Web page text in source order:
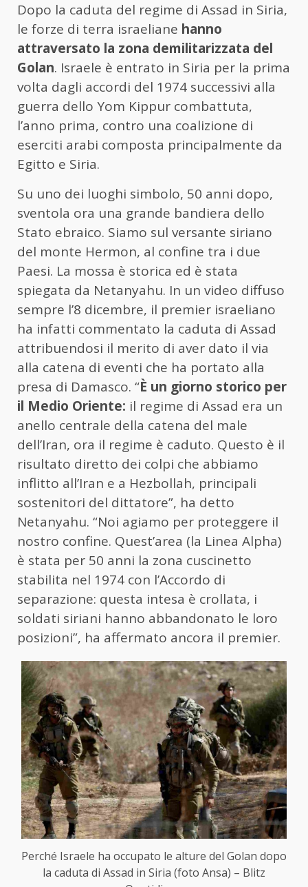
Dopo la caduta del regime di Assad in Siria,
le forze di terra israeliane hanno
attraversato la zona demilitarizzata del
Golan. Israele è entrato in Siria per la prima
volta dagli accordi del 1974 successivi alla
guerra dello Yom Kippur combattuta,
l’anno prima, contro una coalizione di
eserciti arabi composta principalmente da
Egitto e Siria.
Su uno dei luoghi simbolo, 50 anni dopo,
sventola ora una grande bandiera dello
Stato ebraico. Siamo sul versante siriano
del monte Hermon, al confine tra i due
Paesi. La mossa è storica ed è stata
spiegata da Netanyahu. In un video diffuso
sempre l’8 dicembre, il premier israeliano
ha infatti commentato la caduta di Assad
attribuendosi il merito di aver dato il via
alla catena di eventi che ha portato alla
presa di Damasco. “È un giorno storico per
il Medio Oriente: il regime di Assad era un
anello centrale della catena del male
dell’Iran, ora il regime è caduto. Questo è il
risultato diretto dei colpi che abbiamo
inflitto all’Iran e a Hezbollah, principali
sostenitori del dittatore”, ha detto
Netanyahu. “Noi agiamo per proteggere il
nostro confine. Quest’area (la Linea Alpha)
è stata per 50 anni la zona cuscinetto
stabilita nel 1974 con l’Accordo di
separazione: questa intesa è crollata, i
soldati siriani hanno abbandonato le loro
posizioni”, ha affermato ancora il premier.
Perché Israele ha occupato le alture del Golan dopo
la caduta di Assad in Siria (foto Ansa) – Blitz